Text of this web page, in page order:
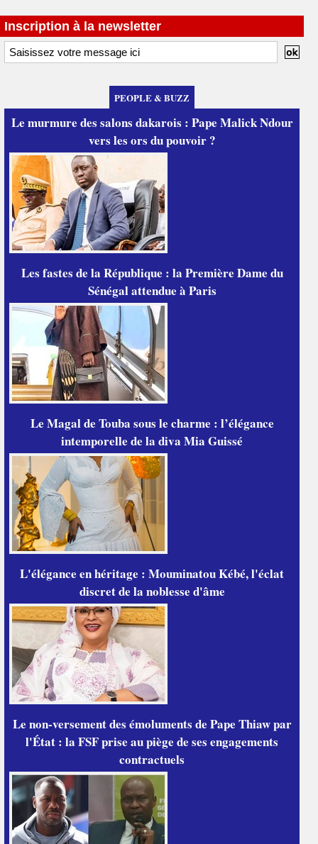
Inscription à la newsletter
PEOPLE & BUZZ
Le murmure des salons dakarois : Pape Malick Ndour
vers les ors du pouvoir ?
Les fastes de la République : la Première Dame du
Sénégal attendue à Paris
Le Magal de Touba sous le charme : l’élégance
intemporelle de la diva Mia Guissé
L'élégance en héritage : Mouminatou Kébé, l'éclat
discret de la noblesse d'âme
Le non-versement des émoluments de Pape Thiaw par
l'État : la FSF prise au piège de ses engagements
contractuels